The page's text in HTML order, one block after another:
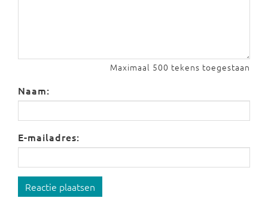
Maximaal 500 tekens toegestaan
Naam:
E-mailadres:
Reactie plaatsen